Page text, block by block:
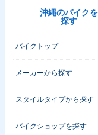
沖縄のバイクを
探す
バイクトップ
メーカーから探す
スタイルタイプから探す
バイクショップを探す